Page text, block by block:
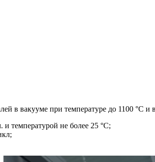
в вакууме при температуре до 1100 °С и
температурой не более 25 °С;